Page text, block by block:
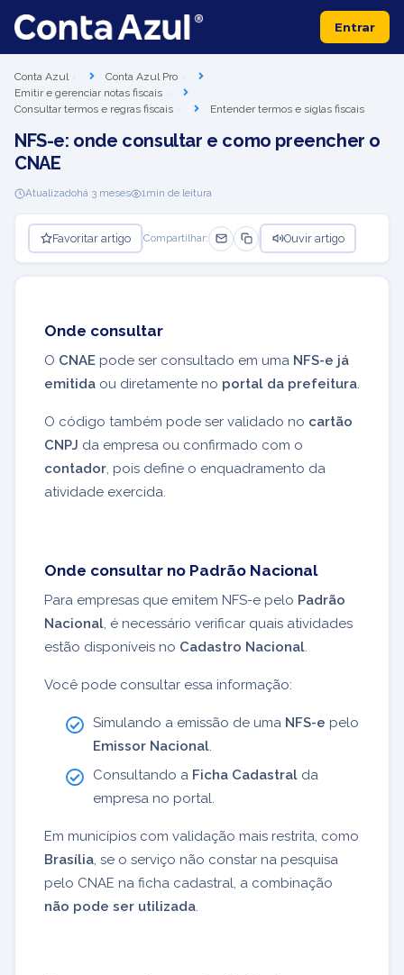
Entrar
Conta Azul
Conta Azul Pro
Emitir e gerenciar notas fiscais
Consultar termos e regras fiscais
Entender termos e siglas fiscais
NFS-e: onde consultar e como preencher o
CNAE
Atualizadohá 3 meses 1min de leitura
Favoritar artigo Compartilhar: Ouvir artigo
Onde consultar
O CNAE pode ser consultado em uma NFS-e já
emitida ou diretamente no portal da prefeitura.
O código também pode ser validado no cartão
CNPJ da empresa ou confirmado com o
contador, pois define o enquadramento da
atividade exercida.
Onde consultar no Padrão Nacional
Para empresas que emitem NFS-e pelo Padrão
Nacional, é necessário verificar quais atividades
estão disponíveis no Cadastro Nacional.
Você pode consultar essa informação:
Simulando a emissão de uma NFS-e pelo
Emissor Nacional.
Consultando a Ficha Cadastral da
empresa no portal.
Em municípios com validação mais restrita, como
Brasília, se o serviço não constar na pesquisa
pelo CNAE na ficha cadastral, a combinação
não pode ser utilizada.